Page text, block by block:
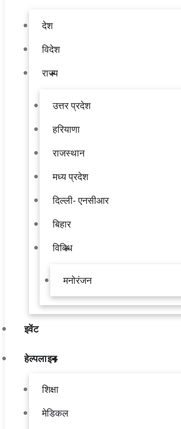
देश
विदेश
राज्य
उत्तर प्रदेश
हरियाणा
राजस्थान
मध्य प्रदेश
दिल्ली- एनसीआर
बिहार
विविध
मनोरंजन
इवेंट
हेल्पलाइन
शिक्षा
मेडिकल